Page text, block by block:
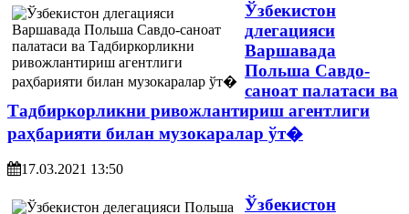
Ўзбекистон
длегацияси
Варшавада
Польша Савдо-
саноат палатаси ва
Тадбиркорликни ривожлантириш агентлиги
раҳбарияти билан музокаралар ўт�
17.03.2021 13:50
Ўзбекистон